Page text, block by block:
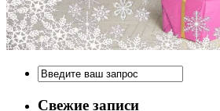
Свежие записи